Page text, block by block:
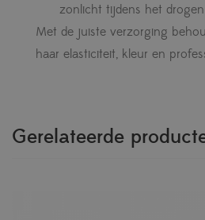
zonlicht tijdens het drogen
Met de juiste verzorging
haar elasticiteit, kleur en
Gerelateerde